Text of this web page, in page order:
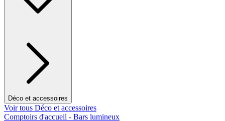
Déco et accessoires
Voir tous Déco et accessoires
Comptoirs d'accueil - Bars lumineux